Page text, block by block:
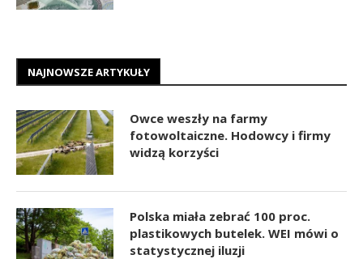
NAJNOWSZE ARTYKUŁY
Owce weszły na farmy
fotowoltaiczne. Hodowcy i firmy
widzą korzyści
Polska miała zebrać 100 proc.
plastikowych butelek. WEI mówi o
statystycznej iluzji